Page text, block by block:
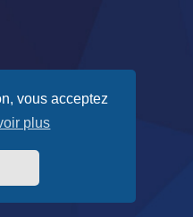
vous acceptez
plus